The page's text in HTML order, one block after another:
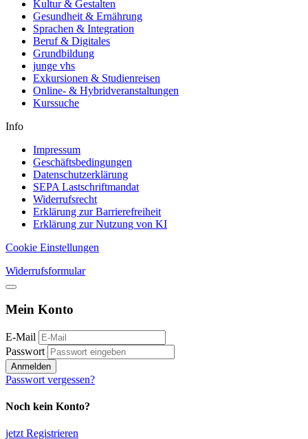
Kultur & Gestalten
Gesundheit & Ernährung
Sprachen & Integration
Beruf & Digitales
Grundbildung
junge vhs
Exkursionen & Studienreisen
Online- & Hybridveranstaltungen
Kurssuche
Info
Impressum
Geschäftsbedingungen
Datenschutzerklärung
SEPA Lastschriftmandat
Widerrufsrecht
Erklärung zur Barrierefreiheit
Erklärung zur Nutzung von KI
Cookie Einstellungen
Widerrufsformular
Mein Konto
E-Mail
Passwort
Anmelden
Passwort vergessen?
Noch kein Konto?
jetzt Registrieren